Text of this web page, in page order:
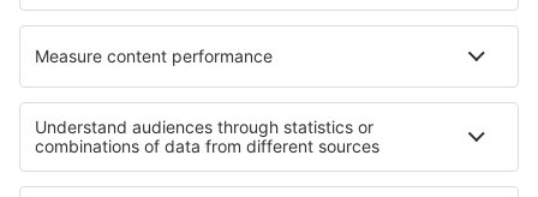
Despre eSky
Termeni şi condiţii
Rezervările mele
Politica de confidențialitate
Asistenţă şi contact